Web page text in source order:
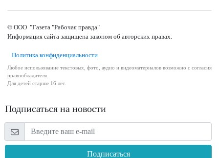
© ООО "Газета "Рабочая правда"
Информация сайта защищена законом об авторских правах.
Политика конфиденциальности
Любое использование текстовых, фото, аудио и видеоматериалов возможно с согласия
правообладателя.
Для детей старше 16 лет.
Подписаться на новости
Подписаться